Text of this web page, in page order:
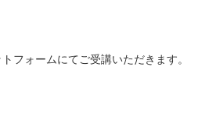
フォームにてご受講いただきます。